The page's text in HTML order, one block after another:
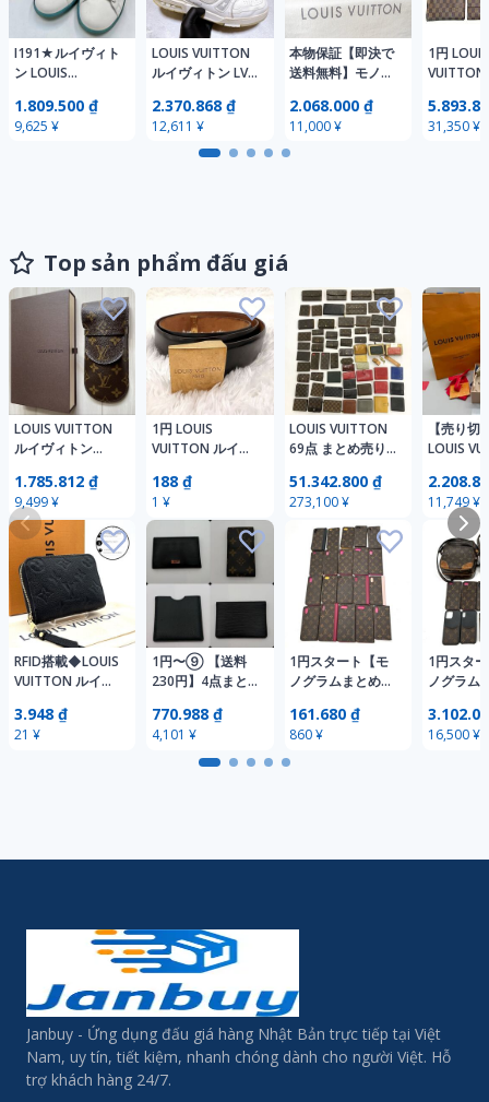
I191★ルイヴィト
ン LOUIS
カー ルクセンブ
ルグ・サモトラケ
1.809.500 ₫
9,625 ¥
LOUIS VUITTON
ルイヴィトン LV
ン メンズ スニー
カー 26.5cm 1円
スタート
2.370.868 ₫
12,611 ¥
本物保証【即決で
送料無料】モノグ
ス/名刺入れ/ヴィ
ジット/男女兼
用/M56362/ヴィ
2.068.000 ₫
11,000 ¥
1円 LOUIS
VUITTON
ウンドフ
三つ折り
31,350 ¥
Top sản phẩm đấu giá
LOUIS VUITTON
ルイヴィトン
リュネット ラバ
メガネケース ル
イヴィトン サン
グラス ケース ル
イヴィトン モノ
グラム
1.785.812 ₫
9,499 ¥
1円 LOUIS
VUITTON ルイヴ
ンズ レザー 黒 ブ
ラック ゴールド
金具 スクエアバ
ックル LB1000
188 ₫
1 ¥
LOUIS VUITTON
69点 まとめ売り
カードケース モ
ノグラム ダミエ
エピ ヴェルニ ジ
ャンク 現状品 1円
スタート
51.342.800 ₫
273,100 ¥
【売り切
LOUIS
トン ポ
11,749 ¥
RFID搭載◆LOUIS
VUITTON ルイヴ
コインパース モ
ノグラム アンプ
3.948 ₫
21 ¥
1円〜⑨ 【送料
230円】4点まと
VUITTON モノグ
ラム カードケー
ス 名刺入れ 小物
770.988 ₫
4,101 ¥
1円スタート【モ
ノグラムまとめ】
LOUIS VUITTON
モノグラム
iPhoneケース 20
161.680 ₫
860 ¥
1円スタ
ノグラム
LOUIS
モノグ
16,500 ¥
Janbuy - Ứng dụng đấu giá hàng Nhật Bản trực tiếp tại Việt
Nam, uy tín, tiết kiệm, nhanh chóng dành cho người Việt. Hỗ
trợ khách hàng 24/7.